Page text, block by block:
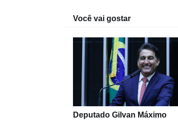
Você vai gostar
Deputado Gilvan Máximo